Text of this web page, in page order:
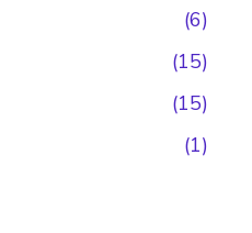
(6)
(15)
(15)
(1)